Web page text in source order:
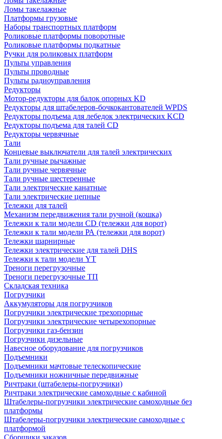
Ломы такелажные
Платформы грузовые
Наборы транспортных платформ
Роликовые платформы поворотные
Роликовые платформы подкатные
Ручки для роликовых платформ
Пульты управления
Пульты проводные
Пульты радиоуправления
Редукторы
Мотор-редукторы для балок опорных KD
Редукторы для штабелеров-бочкокантователей WPDS
Редукторы подъема для лебедок электрических KCD
Редукторы подъема для талей CD
Редукторы червячные
Тали
Концевые выключатели для талей электрических
Тали ручные рычажные
Тали ручные червячные
Тали ручные шестеренные
Тали электрические канатные
Тали электрические цепные
Тележки для талей
Механизм передвижения тали ручной (кошка)
Тележки к тали модели CD (тележки для ворот)
Тележки к тали модели РА (тележки для ворот)
Тележки шарнирные
Тележки электрические для талей DHS
Тележки к тали модели YT
Треноги перегрузочные
Треноги перегрузочные ТП
Складская техника
Погрузчики
Аккумуляторы для погрузчиков
Погрузчики электрические трехопорные
Погрузчики электрические четырехопорные
Погрузчики газ-бензин
Погрузчики дизельные
Навесное оборудование для погрузчиков
Подъемники
Подъемники мачтовые телескопические
Подъемники ножничные передвижные
Ричтраки (штабелеры-погрузчики)
Ричтраки электрические самоходные с кабиной
Штабелеры-погрузчики электрические самоходные без
платформы
Штабелеры-погрузчики электрические самоходные с
платформой
Сборщики заказов